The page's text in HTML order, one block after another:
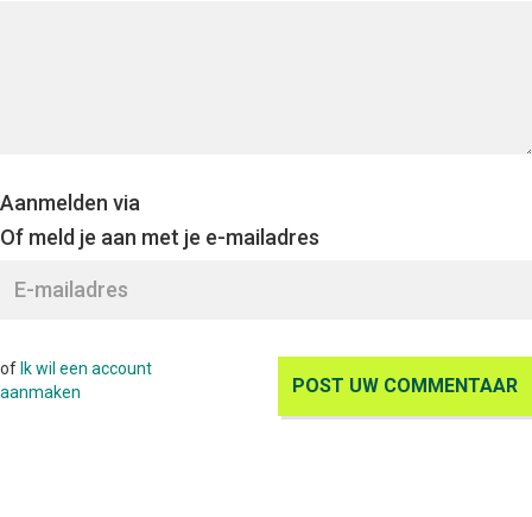
Aanmelden via
Of meld je aan met je e-mailadres
of Ik wil een account
aanmaken